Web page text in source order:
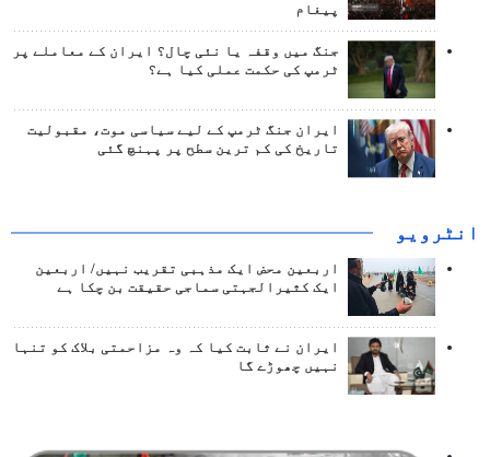
پیغام
جنگ میں وقفہ یا نئی چال؟ ایران کے معاملے پر
ٹرمپ کی حکمت عملی کیا ہے؟
ایران جنگ ٹرمپ کے لیے سیاسی موت، مقبولیت
تاریخ کی کم ترین سطح پر پہنچ گئی
انٹرويو
اربعین محض ایک مذہبی تقریب نہیں/ اربعین
ایک کثیرالجہتی سماجی حقیقت بن چکا ہے
ایران نے ثابت کیا کہ وہ مزاحمتی بلاک کو تنہا
نہیں چھوڑے گا